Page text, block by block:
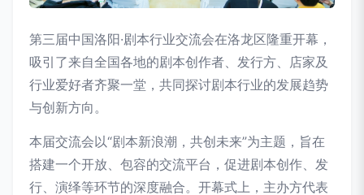
第三届中国洛阳·剧本行业交流会在洛龙区隆重开幕，
吸引了来自全国各地的剧本创作者、发行方、店家及
行业爱好者齐聚一堂，共同探讨剧本行业的发展趋势
与创新方向。
本届交流会以“剧本新浪潮，共创未来”为主题，旨在
搭建一个开放、包容的交流平台，促进剧本创作、发
行、演绎等环节的深度融合。开幕式上，主办方代表